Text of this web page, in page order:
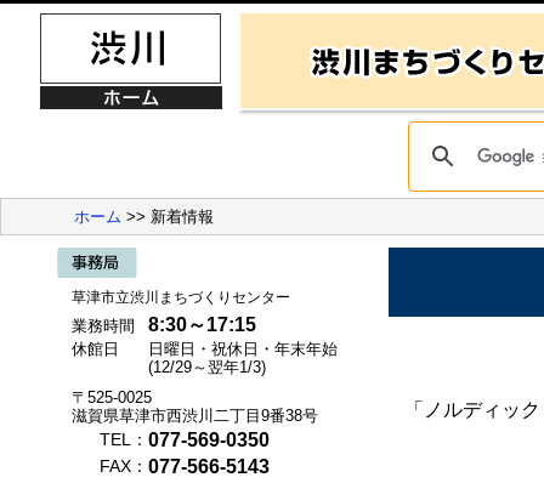
ホーム >> 新着情報
草津市立渋川まちづくりセンター
業務時間 8:30～17:15
休館日
日曜日・祝休日・年末年始
(12/29～翌年1/3)
〒525-0025
滋賀県草津市西渋川二丁目9番38号
TEL： 077-569-0350
FAX： 077-566-5143
「ノルディッ